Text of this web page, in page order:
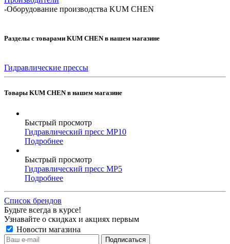
-Оборудование производства KUM CHEN
Разделы с товарами KUM CHEN в нашем магазине
Гидравлические прессы
Товары KUM CHEN в нашем магазине
Быстрый просмотр
Гидравлический пресс MP10
Подробнее
Быстрый просмотр
Гидравлический пресс MP5
Подробнее
Список брендов
Будьте всегда в курсе!
Узнавайте о скидках и акциях первым
Новости магазина